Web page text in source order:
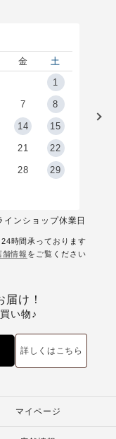
金
土
1
7 8
14 15
21 22
28 29
インショップ休業日
時間承っております
舗情報 をご覧ください
け！
い物♪
詳しくはこちら
マイページ